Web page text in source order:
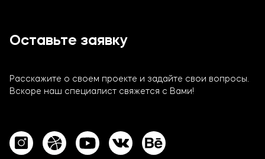
Оставьте заявку
Расскажите о своем проекте и задайте свои вопросы.
Вскоре наш специалист свяжется с Вами!